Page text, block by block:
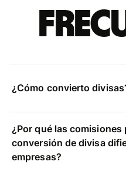
¿Cómo convierto
¿Por qué las comisiones
conversión de divisa
empresas?